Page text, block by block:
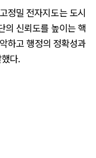
정밀 전자지도는 도시
의 신뢰도를 높이는 핵
하고 행정의 정확성과
다.